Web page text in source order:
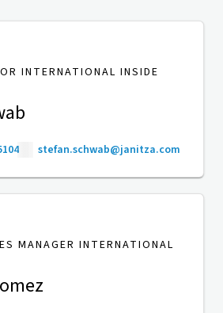
INTERNATIONAL INSIDE
stefan.schwab@janitza.com
MANAGER INTERNATIONAL